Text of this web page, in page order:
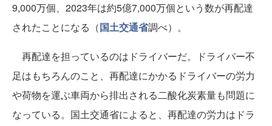
9,000万個、2023年は約5億7,000万個という数が再配達
されたことになる（国土交通省調べ）。
再配達を担っているのはドライバーだ。ドライバー不
足はもちろんのこと、再配達にかかるドライバーの労力
や荷物を運ぶ車両から排出される二酸化炭素量も問題に
なっている。国土交通省によると、再配達の労力はドラ